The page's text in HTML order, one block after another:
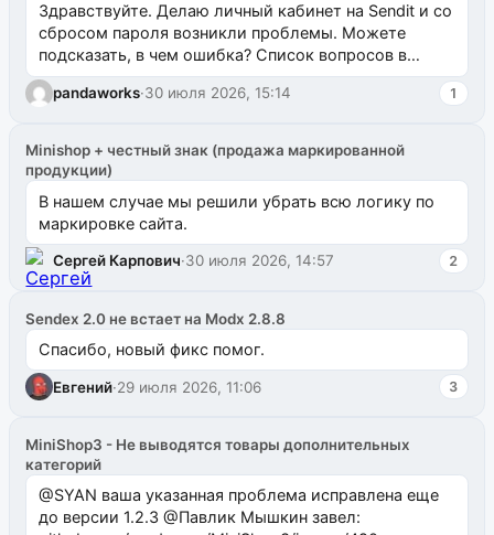
Здравствуйте. Делаю личный кабинет на Sendit и со
сбросом пароля возникли проблемы. Можете
подсказать, в чем ошибка? Список вопросов в
одноименном разделе на modx.pro пока пуст, и,...
pandaworks·30 июля 2026, 15:14 1
Minishop + честный знак (продажа маркированной
продукции)
В нашем случае мы решили убрать всю логику по
маркировке сайта.
Сергей Карпович·30 июля 2026, 14:57 2
Sendex 2.0 не встает на Modx 2.8.8
Спасибо, новый фикс помог.
Евгений·29 июля 2026, 11:06 3
MiniShop3 - Не выводятся товары дополнительных
категорий
@SYAN ваша указанная проблема исправлена еще
до версии 1.2.3 @Павлик Мышкин завел: